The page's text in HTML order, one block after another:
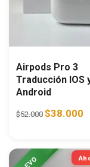
Airpods Pro 3
Traducción IOS
Android
$52.000 Original
$38.000